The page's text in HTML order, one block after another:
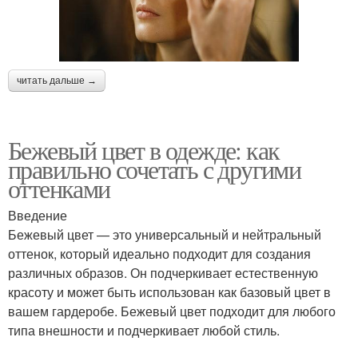
читать дальше →
Бежевый цвет в одежде: как
правильно сочетать с другими
оттенками
Введение
Бежевый цвет — это универсальный и нейтральный
оттенок, который идеально подходит для создания
различных образов. Он подчеркивает естественную
красоту и может быть использован как базовый цвет в
вашем гардеробе. Бежевый цвет подходит для любого
типа внешности и подчеркивает любой стиль.